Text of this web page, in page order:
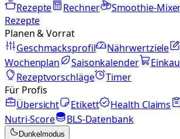
Rezepte
Rechner Smoothie-
Rezepte
Planen & Vorrat
Geschmacksprofil
Nährwertziele
Wochenplan
Saisonkalender
Rezeptvorschläge
Timer
Für Profis
Übersicht
Etikett Health Claims
Nutri-Score
BLS-Datenbank
Dunkelmodus